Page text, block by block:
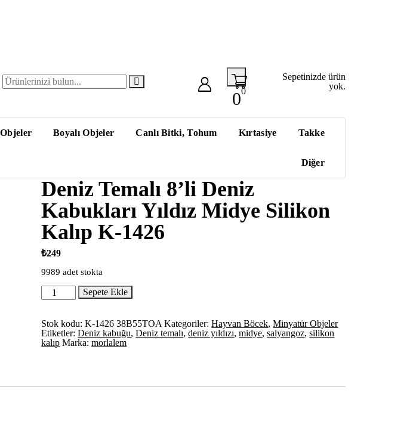
00
Sepetinizde ürün
yok.
Boyalı Objeler Canlı Bitki, Tohum Kırtasiye Takke
Diğer
Deniz Temalı 8’li Deniz
Kabukları Yıldız Midye Silikon
Kalıp K-1426
₺249
9989 adet stokta
Deniz
Temalı
Deniz
Kabukları
Yıldız
Midye
1426
Sepete Ekle
Stok kodu:K-1426 38B55TOA Kategoriler:Hayvan Böcek,Minyatür Objeler
Etiketler:Deniz kabuğu,Deniz temalı,deniz yıldızı,midye,salyangoz,silikon
kalıp Marka:morlalem